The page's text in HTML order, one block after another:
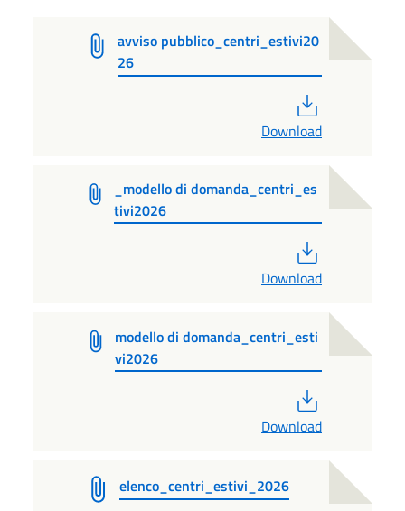
avviso pubblico_centri_estivi20
26
Download
_modello di domanda_centri_es
tivi2026
Download
modello di domanda_centri_esti
vi2026
Download
elenco_centri_estivi_2026